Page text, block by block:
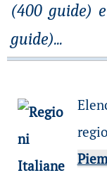
(400 guide) e
guide)...